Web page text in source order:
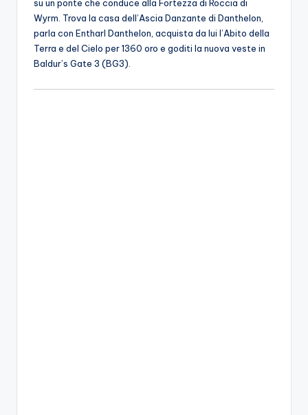
su un ponte che conduce alla Fortezza di Roccia di
Wyrm. Trova la casa dell’Ascia Danzante di Danthelon,
parla con Entharl Danthelon, acquista da lui l’Abito della
Terra e del Cielo per 1360 oro e goditi la nuova veste in
Baldur’s Gate 3 (BG3).